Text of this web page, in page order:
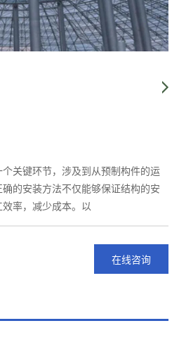
关键环节，涉及到从预制构件的运
的安装方法不仅能够保证结构的安
率，减少成本。以
在线咨询